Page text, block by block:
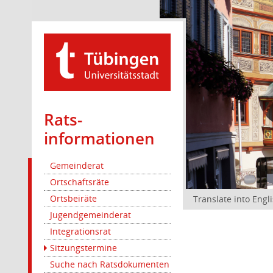
Rats­
informationen
Gemeinderat
Ortschaftsräte
Ortsbeiräte
Jugendgemeinderat
Integrationsrat
Sitzungstermine
Suche nach Ratsdokumenten
Translate into